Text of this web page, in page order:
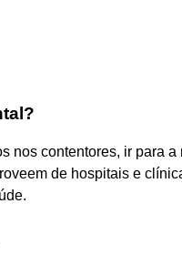
nos contentores, ir para a
de hospitais e